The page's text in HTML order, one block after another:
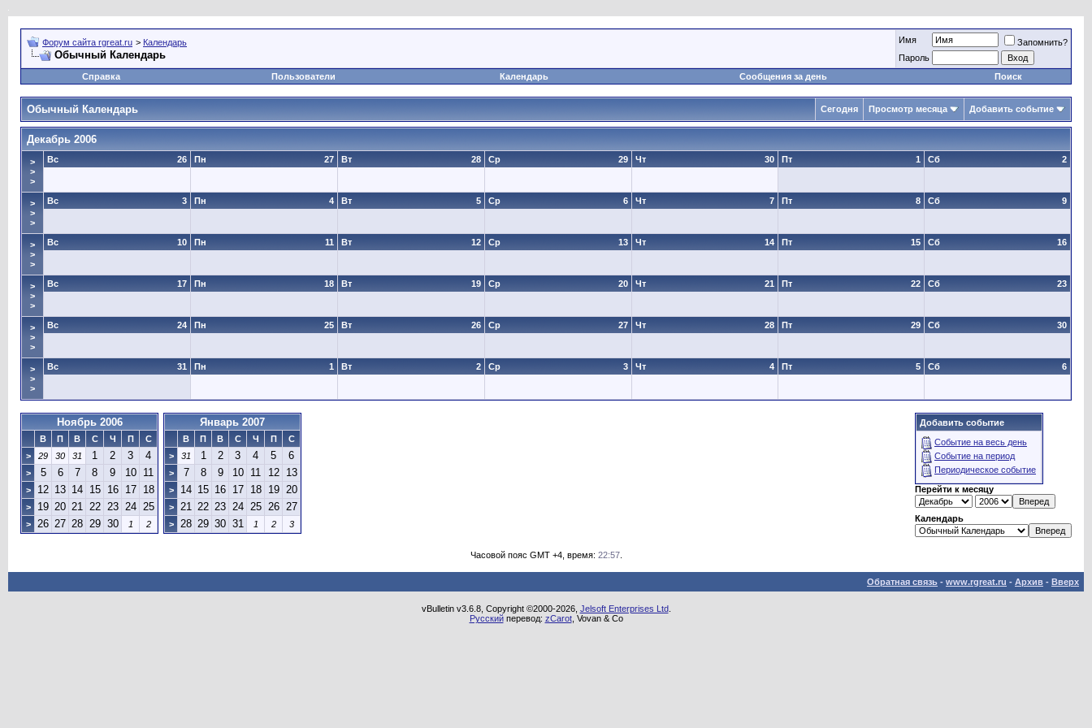
Форум сайта rgreat.ru > Календарь
Обычный Календарь
Имя
Запомнить?
Пароль
Справка
Пользователи Календарь Сообщения за день Поиск
Обычный Календарь Сегодня Просмотр месяца Добавить событие
Декабрь 2006
>
>
>
26
Вс 27
Пн 28
Вт 29
Ср 30
Чт 1
Пт 2
Сб
>
>
>
3
Вс 4
Пн 5
Вт 6
Ср 7
Чт 8
Пт 9
Сб
>
>
>
10
Вс 11
Пн 12
Вт 13
Ср 14
Чт 15
Пт 16
Сб
>
>
>
17
Вс 18
Пн 19
Вт 20
Ср 21
Чт 22
Пт 23
Сб
>
>
>
24
Вс 25
Пн 26
Вт 27
Ср 28
Чт 29
Пт 30
Сб
>
>
>
31
Вс 1
Пн 2
Вт 3
Ср 4
Чт 5
Пт 6
Сб
Ноябрь 2006
В П В С Ч П
С
>
29 30 31 1 2 3 4
> 5 6 7 8 9 10 11
> 12 13 14 15 16 17 18
> 19 20 21 22 23 24 25
> 26 27 28 29 30 1 2
Январь 2007
В П В С Ч П
С
>
31 1 2 3 4 5 6
> 7 8 9 10 11 12 13
> 14 15 16 17 18 19 20
> 21 22 23 24 25 26 27
> 28 29 30 31 1 2 3
Добавить событие
Событие на весь день
Событие на период
Периодическое событие
Перейти к месяцу
Календарь
Часовой пояс GMT +4, время: 22:57.
Обратная связь - www.rgreat.ru - Архив - Вверх
vBulletin v3.6.8, Copyright ©2000-2026, Jelsoft Enterprises Ltd.
Русскийперевод: zCarot, Vovan & Co